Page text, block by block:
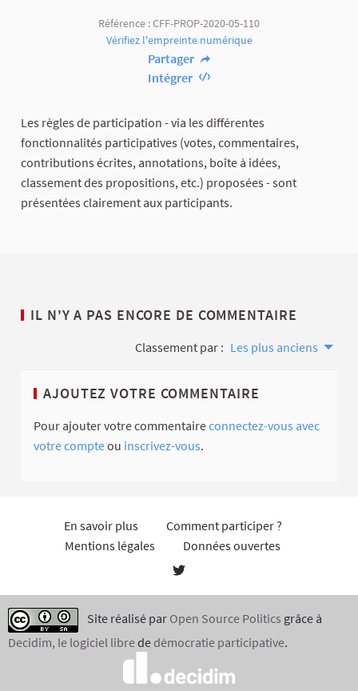
Référence : CFF-PROP-2020-05-110
Vérifiez l'empreinte numérique
Partager
Intégrer
Les règles de participation - via les différentes
fonctionnalités participatives (votes, commentaires,
contributions écrites, annotations, boîte à idées,
classement des propositions, etc.) proposées - sont
présentées clairement aux participants.
IL N'Y A PAS ENCORE DE COMMENTAIRE
Classement par : Les plus anciens
AJOUTEZ VOTRE COMMENTAIRE
Pour ajouter votre commentaireconnectez-vous avec
votre compteou inscrivez-vous.
En savoir plus
Comment participer ?
Mentions légales
Données ouvertes
Site réalisé par Open Source Politics grâce à
Decidim, le logiciel librededémocratie participative.